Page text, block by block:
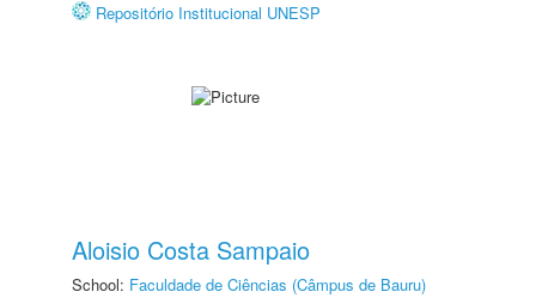
Repositório Institucional UNESP
Aloisio Costa Sampaio
School: Faculdade de Ciências (Câmpus de Bauru)